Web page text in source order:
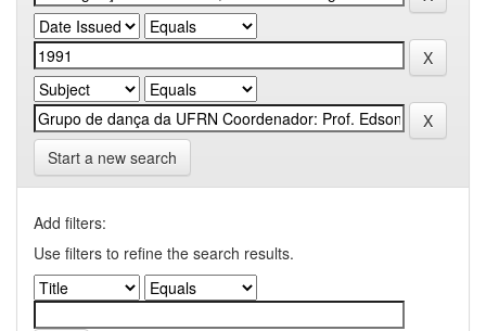
Start a new search
Add filters:
Use filters to refine the search results.